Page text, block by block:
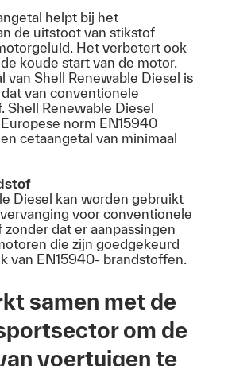
helpt bij het
de uitstoot van stikstof
Het verbetert ook
koude start van de motor.
van Shell Renewable Diesel is
van conventionele
Shell Renewable Diesel
norm EN15940
cetaangetal van minimaal
Diesel kan worden gebruikt
voor conventionele
dat er aanpassingen
die zijn goedgekeurd
van EN15940- brandstoffen.
samen met de
om de
voertuigen te